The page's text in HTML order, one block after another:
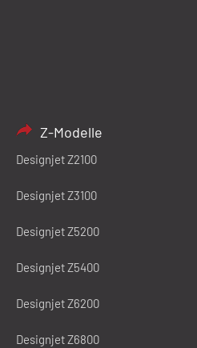
Z-Modelle
Designjet Z2100
Designjet Z3100
Designjet Z5200
Designjet Z5400
Designjet Z6200
Designjet Z6800